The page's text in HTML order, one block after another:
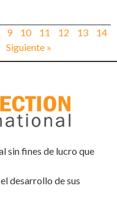
9 10 11 12 13
14
Siguiente »
sin fines de lucro que
desarrollo de sus